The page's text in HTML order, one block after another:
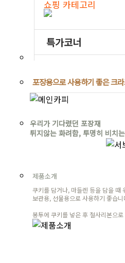
포장용으로 사용하기 좋은 크
우리가 기다렸던 포장재
튀지않는 화려함, 투명히 비치
제품소개
쿠키를 담거나, 마들렌 등을 담을 때
보관용, 선물용으로 사용하기 좋습니
봉투에 쿠키를 넣은 후 철사리본으